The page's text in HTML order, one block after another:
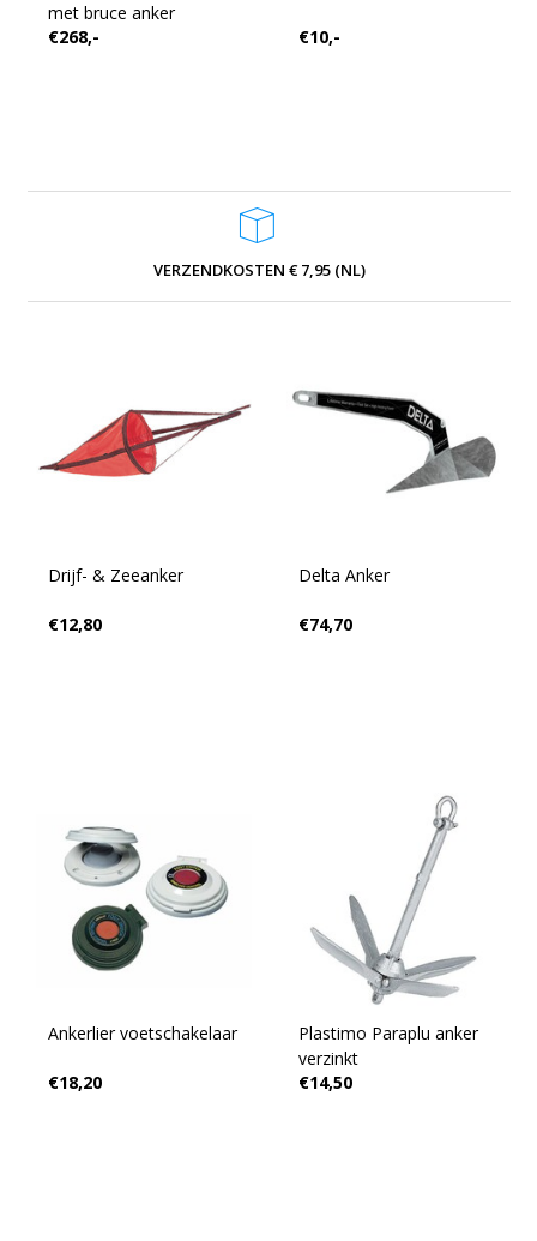
met bruce anker
€268,-
€10,-
VERZENDKOSTEN € 7,95 (NL)
Drijf- & Zeeanker
€12,80
Delta Anker
€74,70
Ankerlier voetschakelaar
€18,20
Plastimo Paraplu anker
verzinkt
€14,50